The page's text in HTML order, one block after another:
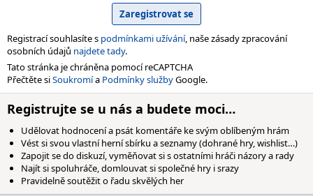
Registrací souhlasíte s podmínkami užívání, naše zásady zpracování
osobních údajů najdete tady.
Tato stránka je chráněna pomocí reCAPTCHA
Přečtěte siSoukromía Podmínky službyGoogle.
Registrujte se u nás a budete moci…
Udělovat hodnocení a psát komentáře ke svým oblíbeným hrám
Vést si svou vlastní herní sbírku a seznamy (dohrané hry, wishlist…)
Zapojit se do diskuzí, vyměňovat si s ostatními hráči názory a rady
Najít si spoluhráče, domlouvat si společné hry i srazy
Pravidelně soutěžit o řadu skvělých her